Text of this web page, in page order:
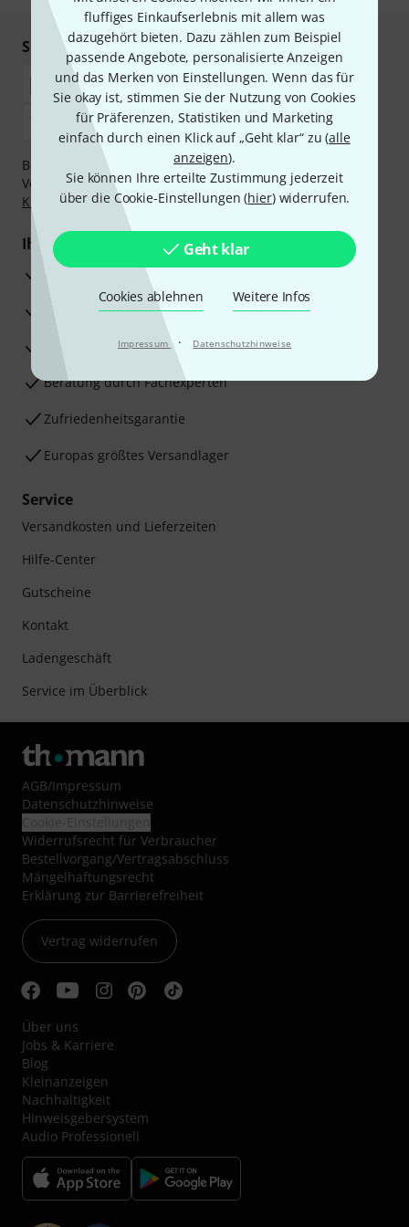
fluffiges Einkaufserlebnis mit allem was
dazugehört bieten. Dazu zählen zum Beispiel
passende Angebote, personalisierte Anzeigen
und das Merken von Einstellungen. Wenn das für
Sie okay ist, stimmen Sie der Nutzung von Cookies
für Präferenzen, Statistiken und Marketing
einfach durch einen Klick auf „Geht klar“ zu (alle
anzeigen).
Sie können Ihre erteilte Zustimmung jederzeit
über die Cookie-Einstellungen (hier) widerrufen.
Geht klar
Cookies ablehnen Weitere Infos
Impressum · Datenschutzhinweise
Sicher einkaufen & bezahlen
Bezahlen Sie vertraulich und sicher per Nachnahme,
Vorkasse, PayPal, Amazon Pay,Klarna Sofort bezahlen
Klarna Ratenzahlungoder Kreditkarte.
Ihre Vorteile
3 Jahre Thomann Garantie
30 Tage Money-Back-Garantie
Reparaturservice
Beratung durch Fachexperten
Zufriedenheitsgarantie
Europas größtes Versandlager
Service
Versandkosten und Lieferzeiten
Hilfe-Center
Gutscheine
Kontakt
Ladengeschäft
Service im Überblick
AGB/Impressum
Datenschutzhinweise
Widerrufsrecht für Verbraucher
Bestellvorgang/Vertragsabschluss
Mängelhaftungsrecht
Erklärung zur Barrierefreiheit
Vertrag widerrufen
Über uns
Jobs & Karriere
Blog
Kleinanzeigen
Nachhaltigkeit
Hinweisgebersystem
Audio Professionell